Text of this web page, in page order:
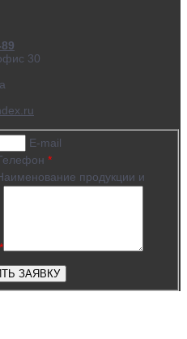
30
E-mail
*
продукции и
*